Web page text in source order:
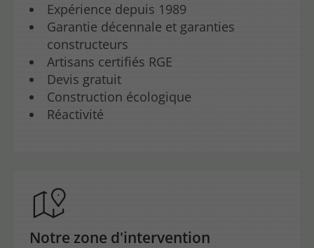
Expérience depuis 1989
Garantie décennale et garanties
constructeurs
Artisans certifiés RGE
Devis gratuit
Construction écologique
Réactivité
Notre zone d'intervention